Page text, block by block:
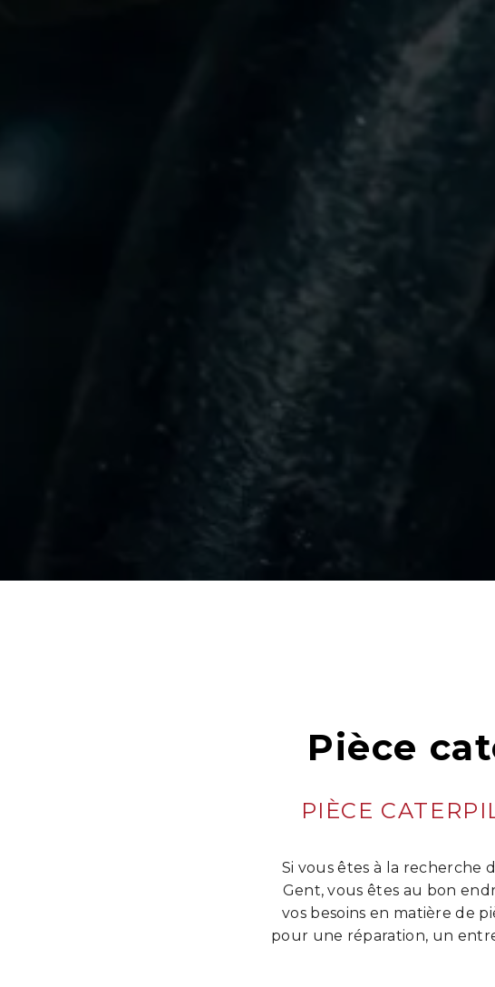
Pièce
PIÈCE
Si vous êtes à la recherche
Gent, vous êtes au bon
vos besoins en matière de
pour une réparation, un